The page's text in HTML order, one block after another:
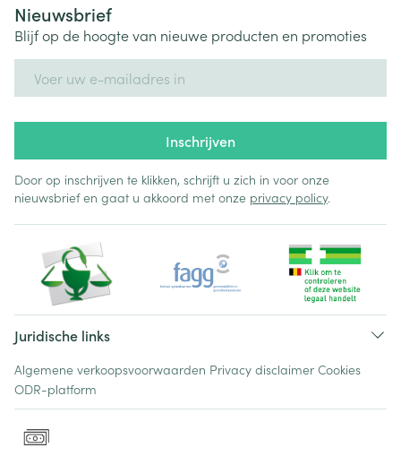
Nieuwsbrief
Blijf op de hoogte van nieuwe producten en promoties
Inschrijven
Door op inschrijven te klikken, schrijft u zich in voor onze
nieuwsbrief en gaat u akkoord met onze privacy policy.
Juridische links
Algemene verkoopsvoorwaarden Privacy disclaimer Cookies
ODR-platform